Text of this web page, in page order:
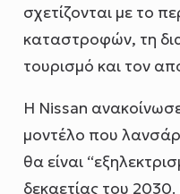
σχετίζονται με το
καταστροφών, τη
τουρισμό και τον
Η Nissan
μοντέλο που
θα είναι
δεκαετίας του 2030.